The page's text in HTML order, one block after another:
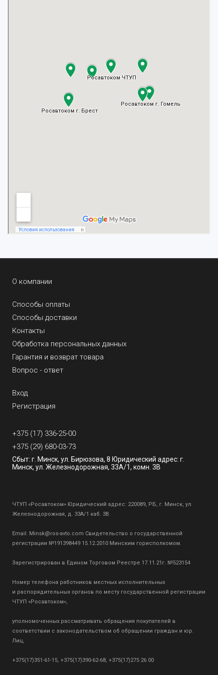
О компании
Способы оплаты
Способы доставки
Контакты
Обработка персональных данных
Гарантия и возврат товара
Вопрос - ответ
Вход
Регистрация
+375 (17) 336-25-00
+375 (29) 680-03-73
Сбыт: г. Минск, ул. Бирюзова, 8 Юридический адрес: г.
Минск, ул. Железнодорожная, 33А/1, комн. 3В
ЧТУП «Росавтоком» Юридический адрес: 220089, РБ, г. Минск, ул.
Железнодорожная, д. 33А/1 каб. 3В.
Email: Minsk@ros-avto.com Свидетельство о государственной
регистрации №191398449 15.12.2010 Минским горисполкомом.
Зарегистрирован в Едином Торговом Реестре 17.11.21г. №523154
Номер телефона работников местных исполнительных
и распорядительных органов по месту государственной регистрации
ЧТУП «Росавтоком»,
уполномоченных рассматривать обращения покупателей в
соответствии с законодательством об обращении граждан и юр.
Лиц,
+375(17)351-61-15, +375(17)390-62-68, +375(17)275 26 00